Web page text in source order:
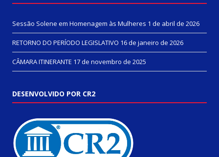
Sessão Solene em Homenagem às Mulheres 1 de abril de 2026
RETORNO DO PERÍODO LEGISLATIVO 16 de janeiro de 2026
CÂMARA ITINERANTE 17 de novembro de 2025
DESENVOLVIDO POR CR2